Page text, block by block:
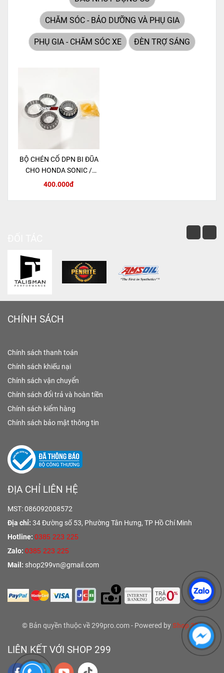
CHĂM SÓC - BẢO DƯỠNG VÀ PHỤ GIA
PHỤ GIA - CHĂM SÓC XE ĐÈN TRỢ SÁNG
BỘ CHÉN CỔ DPN BI ĐŨA
CHO HONDA SONIC /
MSX 125 / CBR150R
400.000đ
CHÍNH SÁCH
Chính sách thanh toán
Chính sách khiếu nại
Chính sách vận chuyển
Chính sách đổi trả và hoàn tiền
Chính sách kiểm hàng
Chính sách bảo mật thông tin
ĐỊA CHỈ LIÊN HỆ
MST: 086092008572
Địa chỉ: 34 Đường số 53, Phường Tân Hưng, TP Hồ Chí Minh
Hotline: 0385 223 225
Zalo: 0385 223 225
Mail: shop299vn@gmail.com
© Bản quyền thuộc về 299pro.com - Powered byShop 299
LIÊN KẾT VỚI SHOP 299